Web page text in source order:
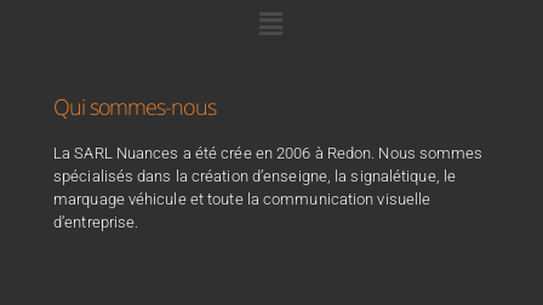
Qui sommes-nous
La SARL Nuances a été crée en 2006 à Redon. Nous sommes
spécialisés dans la création d’enseigne, la signalétique, le
marquage véhicule et toute la communication visuelle
d’entreprise.